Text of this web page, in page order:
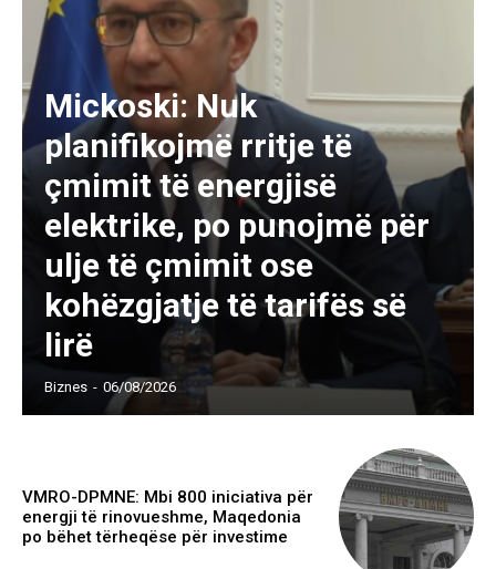
Mickoski: Nuk
planifikojmë rritje të
çmimit të energjisë
elektrike, po punojmë për
ulje të çmimit ose
kohëzgjatje të tarifës së
lirë
Biznes - 06/08/2026
VMRO-DPMNE: Mbi 800 iniciativa për
energji të rinovueshme, Maqedonia
po bëhet tërheqëse për investime